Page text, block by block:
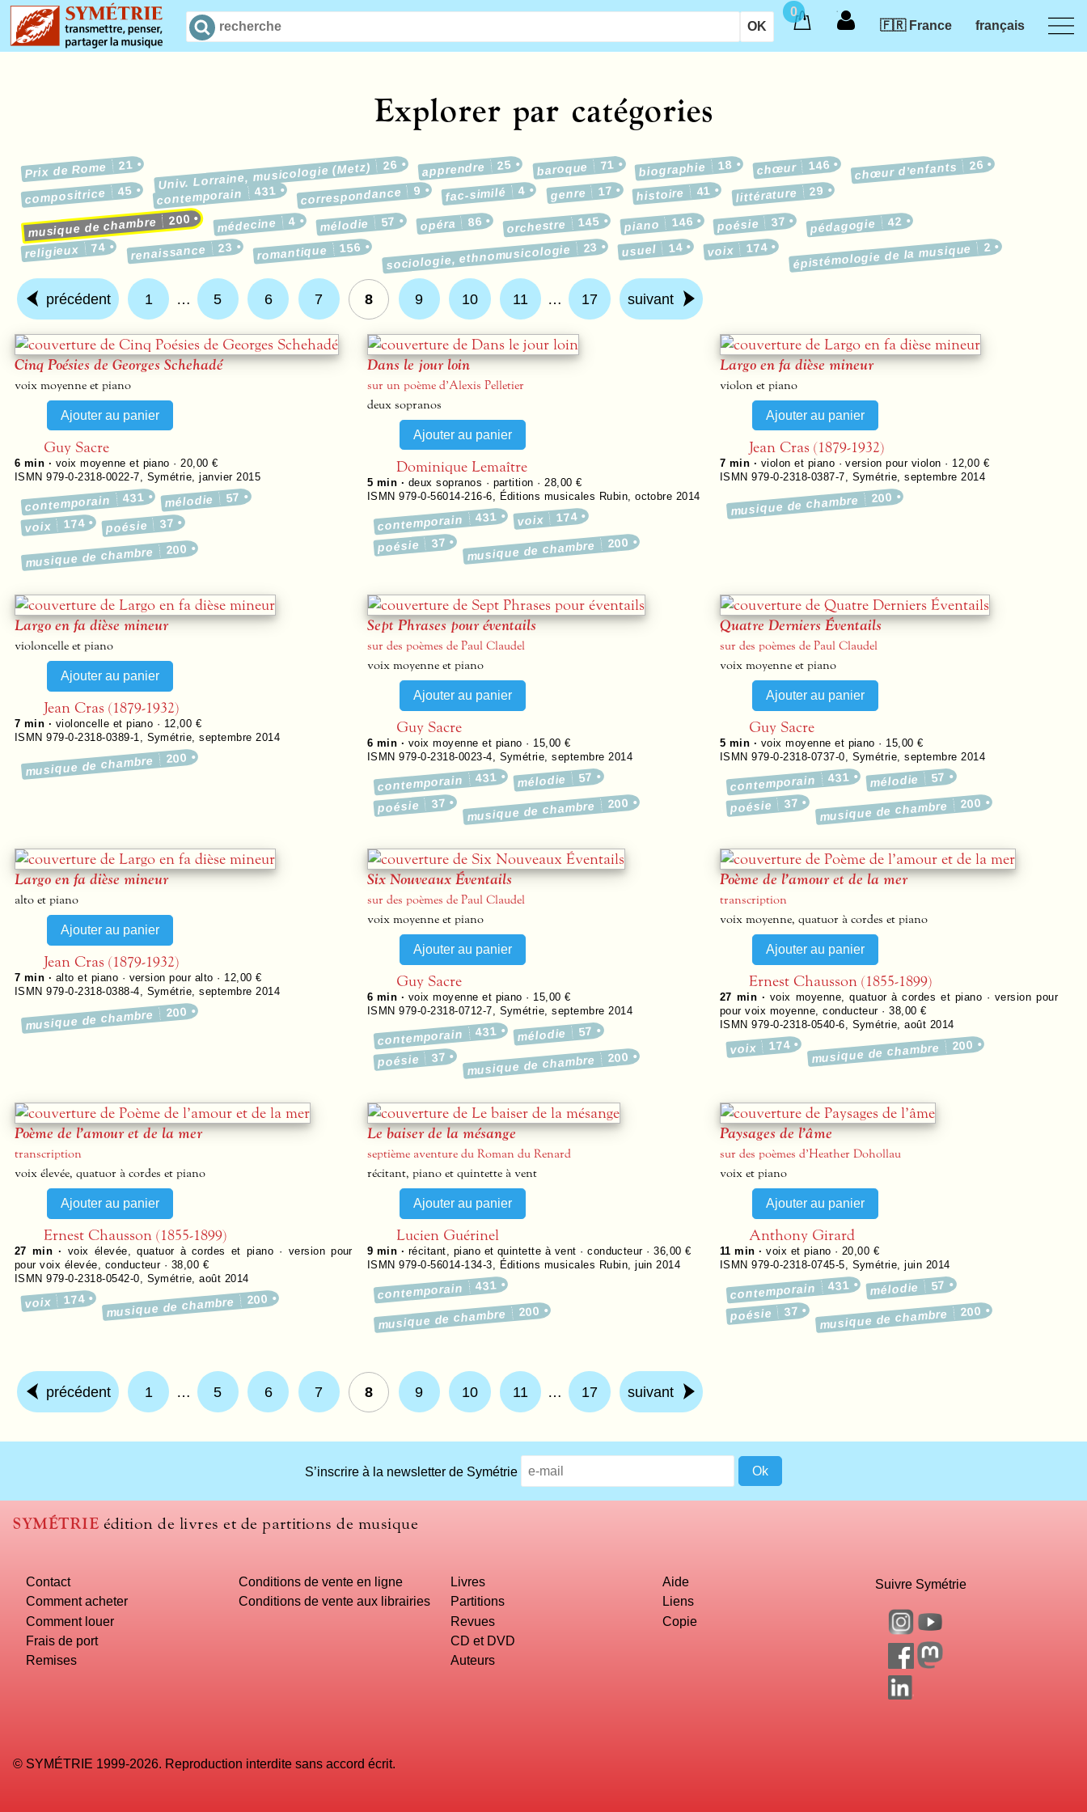
0
🇫🇷 France
français
Explorer par catégories
Prix de Rome 21 Univ. Lorraine, musicologie (Metz) 26 apprendre 25 baroque 71 biographie 18 chœur 146 chœur d’enfants 26
compositrice 45 contemporain 431 correspondance 9 fac-similé 4 genre 17 histoire 41 littérature 29
musique de chambre 200 médecine 4 mélodie 57 opéra 86 orchestre 145 piano 146 poésie 37 pédagogie 42
religieux 74 renaissance 23 romantique 156 sociologie, ethnomusicologie 23 usuel 14 voix 174 épistémologie de la musique 2
précédent 1 … 5 6 7 8 9 10 11 … 17 suivant
Cinq Poésies de Georges Schehadé
voix moyenne et piano
Guy Sacre
6 min · voix moyenne et piano · 20,00 €
ISMN 979-0-2318-0022-7
Symétrie ,janvier 2015
contemporain 431 mélodie 57
voix 174 poésie 37
musique de chambre 200
Dans le jour loin
sur un poème d’Alexis Pelletier
deux sopranos
Dominique Lemaître
5 min · deux sopranos · partition · 28,00 €
ISMN 979-0-56014-216-6
Éditions musicales Rubin ,octobre 2014
contemporain 431 voix 174
poésie 37 musique de chambre 200
Largo en fa dièse mineur
violon et piano
Jean Cras (1879-1932)
7 min · violon et piano · version pour violon · 12,00 €
ISMN 979-0-2318-0387-7
Symétrie ,septembre 2014
musique de chambre 200
Largo en fa dièse mineur
violoncelle et piano
Jean Cras (1879-1932)
7 min · violoncelle et piano · 12,00 €
ISMN 979-0-2318-0389-1
Symétrie ,septembre 2014
musique de chambre 200
Sept Phrases pour éventails
sur des poèmes de Paul Claudel
voix moyenne et piano
Guy Sacre
6 min · voix moyenne et piano · 15,00 €
ISMN 979-0-2318-0023-4
Symétrie ,septembre 2014
contemporain 431 mélodie 57
poésie 37 musique de chambre 200
Quatre Derniers Éventails
sur des poèmes de Paul Claudel
voix moyenne et piano
Guy Sacre
5 min · voix moyenne et piano · 15,00 €
ISMN 979-0-2318-0737-0
Symétrie ,septembre 2014
contemporain 431 mélodie 57
poésie 37 musique de chambre 200
Largo en fa dièse mineur
alto et piano
Jean Cras (1879-1932)
7 min · alto et piano · version pour alto · 12,00 €
ISMN 979-0-2318-0388-4
Symétrie ,septembre 2014
musique de chambre 200
Six Nouveaux Éventails
sur des poèmes de Paul Claudel
voix moyenne et piano
Guy Sacre
6 min · voix moyenne et piano · 15,00 €
ISMN 979-0-2318-0712-7
Symétrie ,septembre 2014
contemporain 431 mélodie 57
poésie 37 musique de chambre 200
Poème de l’amour et de la mer
transcription
voix moyenne, quatuor à cordes et piano
Ernest Chausson (1855-1899)
27 min ·voix moyenne, quatuor à cordes et piano · version pour
pour voix moyenne, conducteur · 38,00 €
ISMN 979-0-2318-0540-6
Symétrie ,août 2014
voix 174 musique de chambre 200
Poème de l’amour et de la mer
transcription
voix élevée, quatuor à cordes et piano
Ernest Chausson (1855-1899)
27 min · voix élevée, quatuor à cordes et piano · version pour
pour voix élevée, conducteur · 38,00 €
ISMN 979-0-2318-0542-0, Symétrie,août 2014
voix 174 musique de chambre 200
Le baiser de la mésange
septième aventure du Roman du Renard
récitant, piano et quintette à vent
Lucien Guérinel
9 min · récitant, piano et quintette à vent · conducteur · 36,00 €
ISMN 979-0-56014-134-3, Éditions musicales Rubin,juin 2014
contemporain 431
musique de chambre 200
Paysages de l’âme
sur des poèmes d’Heather Dohollau
voix et piano
Anthony Girard
11 min ·voix et piano · 20,00 €
ISMN 979-0-2318-0745-5, Symétrie,juin 2014
contemporain 431 mélodie 57
poésie 37 musique de chambre 200
précédent 1 … 5 6 7 8 9 10 11 … 17 suivant
should
we
use
you
computer?
S’inscrire à la newsletter de Symétrie
SYMÉTRIE édition de livres et de partitions de musique
Contact
Comment acheter
Comment louer
Frais de port
Remises
Conditions de vente en ligne
Conditions de vente aux librairies
Livres
Partitions
Revues
CD et DVD
Auteurs
Aide
Liens
Copie
Suivre Symétrie
© SYMÉTRIE 1999-2026. Reproduction interdite sans accord écrit.